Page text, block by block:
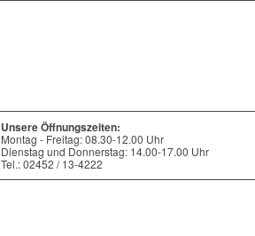
Unsere Öffnungszeiten:
Montag - Freitag: 08.30-12.00 Uhr
Dienstag und Donnerstag: 14.00-17.00 Uhr
Tel.: 02452 / 13-4222